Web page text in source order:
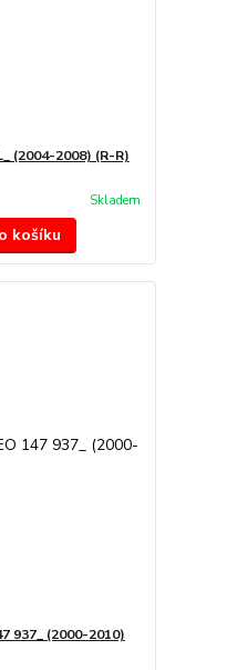
(2004-2008) (R-R)
Skladem
košíku
937_ (2000-2010)